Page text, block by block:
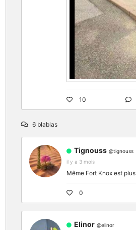
10
6 blablas
Tignouss @tignouss
il y a 3 mois
Même Fort Knox est
0
Elinor @elinor